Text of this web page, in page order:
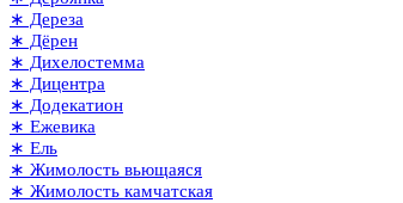
∗ Дереза
∗ Дёрен
∗ Дихелостемма
∗ Дицентра
∗ Додекатион
∗ Ежевика
∗ Ель
∗ Жимолость вьющаяся
∗ Жимолость камчатская